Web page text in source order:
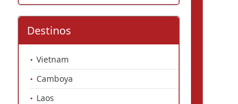
Destinos
Vietnam
Camboya
Laos